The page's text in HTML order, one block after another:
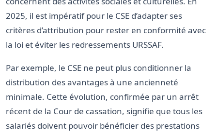
2025, il est impératif pour le CSE d’adapter ses
critères d’attribution pour rester en conformité avec
la loi et éviter les redressements URSSAF.
Par exemple, le CSE ne peut plus conditionner la
distribution des avantages à une ancienneté
minimale. Cette évolution, confirmée par un arrêt
récent de la Cour de cassation, signifie que tous les
salariés doivent pouvoir bénéficier des prestations